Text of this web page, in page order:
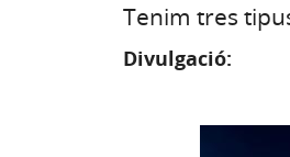
Tenim tres
Divulgació: